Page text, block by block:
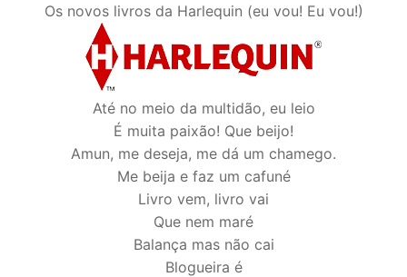
Os novos livros da Harlequin (eu vou! Eu vou!)
Até no meio da multidão, eu leio
É muita paixão! Que beijo!
Amun, me deseja, me dá um chamego.
Me beija e faz um cafuné
Livro vem, livro vai
Que nem maré
Balança mas não cai
Blogueira é